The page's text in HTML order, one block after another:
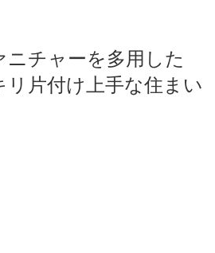
チャーを多用した
片付け上手な住まい